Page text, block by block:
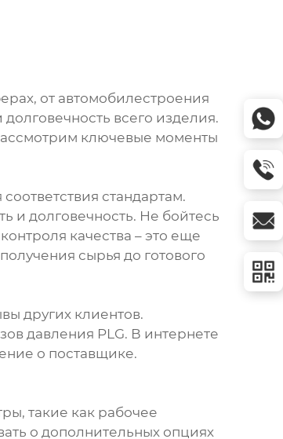
от автомобилестроения
всего изделия.
ключевые моменты
стандартам.
и долговечность. Не бойтесь
качества – это еще
сырья до готового
других клиентов.
давления PLG. В интернете
о поставщике.
такие как рабочее
о дополнительных опциях